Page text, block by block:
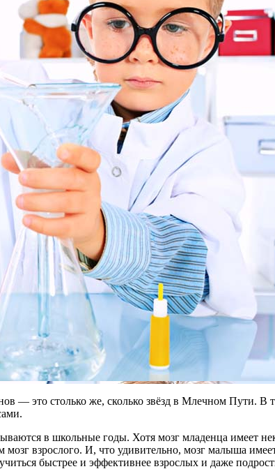
— это столько же, сколько звёзд в Млечном Пути. В
в школьные годы. Хотя мозг младенца имеет
взрослого. И, что удивительно, мозг малыша
быстрее и эффективнее взрослых и даже